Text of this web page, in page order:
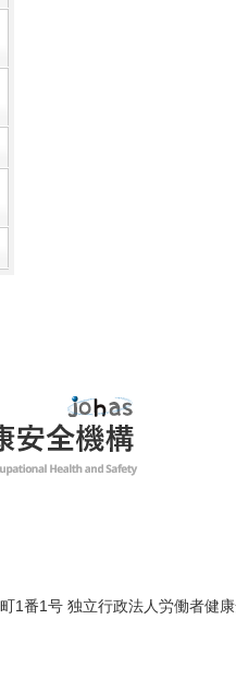
1番1号 独立行政法人労働者健